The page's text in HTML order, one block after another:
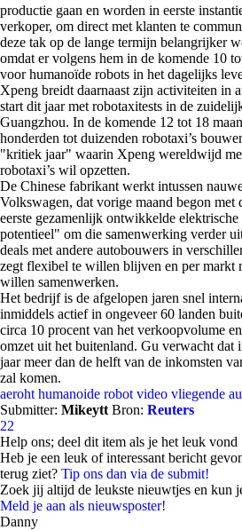
productie gaan en worden in eerste
verkoper, om direct met klanten te
deze tak op de lange termijn belangrijker
omdat er volgens hem in de komende 10
voor humanoïde robots in het dagelijks
Xpeng breidt daarnaast zijn activiteiten in
start dit jaar met robotaxitests in de
Guangzhou. In de komende 12 tot 18
honderden tot duizenden robotaxi’s
"kritiek jaar" waarin Xpeng wereldwijd
robotaxi’s wil opzetten.
De Chinese fabrikant werkt intussen
Volkswagen, dat vorige maand begon met
eerste gezamenlijk ontwikkelde
potentieel" om die samenwerking verder
deals met andere autobouwers in
zegt flexibel te willen blijven en per markt
willen samenwerken.
Het bedrijf is de afgelopen jaren snel
inmiddels actief in ongeveer 60 landen
circa 10 procent van het verkoopvolume
omzet uit het buitenland. Gu verwacht dat
jaar meer dan de helft van de inkomsten
zal komen.
aeroht humanoide robot video vliegende
Submitter: Mikeytt Bron: Reuters
22
Help ons; deel dit item als je het leuk vond
Heb je een leuk of interessant bericht
terug ziet? Tip ons dan via de submit!
Zoek jij altijd de leukste nieuwtjes en kun
Meld je aan als nieuwsposter!
Danny